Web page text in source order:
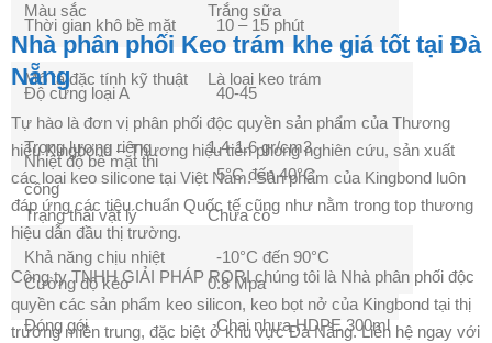
Màu sắc Trắng sữa
Mô tả đặc tính kỹ thuật Là loại keo trám
Trọng lượng riêng 1.4-1.6 gr/cm3
Trạng thái vật lý Chưa có
Cường độ kéo 0.8 Mpa
Thời gian khô bề mặt 10 – 15 phút
Độ cứng loại A 40-45
Nhiệt độ bề mặt thi
công
5°C đến 40°C
Khả năng chịu nhiệt -10°C đến 90°C
Đóng gói Chai nhựa HDPE 300ml
Nhà phân phối Keo trám khe giá tốt tại Đà
Nẵng
Tự hào là đơn vị phân phối độc quyền sản phẩm của Thương
hiệu Kingbond – Thương hiệu tiên phong nghiên cứu, sản xuất
các loại keo silicone tại Việt Nam. Sản phẩm của Kingbond luôn
đáp ứng các tiêu chuẩn Quốc tế cũng như nằm trong top thương
hiệu dẫn đầu thị trường.
Công ty TNHH GIẢI PHÁP RORI chúng tôi là Nhà phân phối độc
quyền các sản phẩm keo silicon, keo bọt nở của Kingbond tại thị
trường miền trung, đặc biệt ở khu vực Đà Nẵng. Liên hệ ngay với